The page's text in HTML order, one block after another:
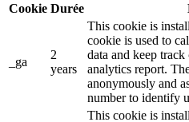
Cookie Durée
_ga
2
years
This cookie is
cookie is used to
data and keep
analytics report.
anonymously and
number to identify
This cookie is